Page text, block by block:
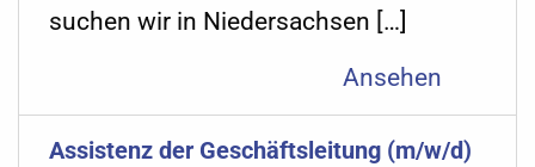
suchen wir in Niedersachsen […]
Ansehen
Assistenz der Geschäftsleitung (m/w/d)